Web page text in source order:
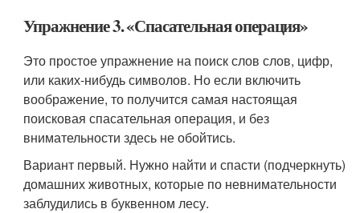
Упражнение 3. «Спасательная операция»
Это простое упражнение на поиск слов слов, цифр,
или каких-нибудь символов. Но если включить
воображение, то получится самая настоящая
поисковая спасательная операция, и без
внимательности здесь не обойтись.
Вариант первый. Нужно найти и спасти (подчеркнуть)
домашних животных, которые по невнимательности
заблудились в буквенном лесу.